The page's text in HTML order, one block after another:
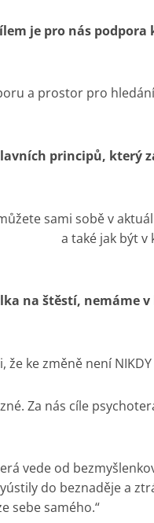
je pro nás
a prostor pro
principů, který
sami sobě v
a také jak být v
na štěstí, nemáme
že ke změně není
Za nás cíle
vede od
do beznaděje a
sebe samého.“